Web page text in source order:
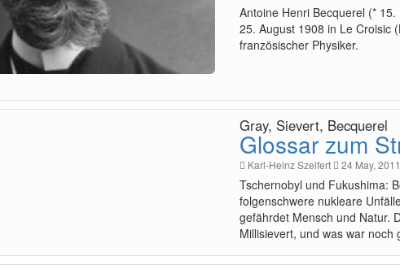
Antoine Henri Becquerel (*
25. August 1908 in Le Croisic
französischer Physiker.
Gray, Sievert, Becquerel
Glossar zum
Karl-Heinz Szeifert 24 May,
Tschernobyl und Fukushima:
folgenschwere nukleare
gefährdet Mensch und Natur.
Millisievert, und was war noch